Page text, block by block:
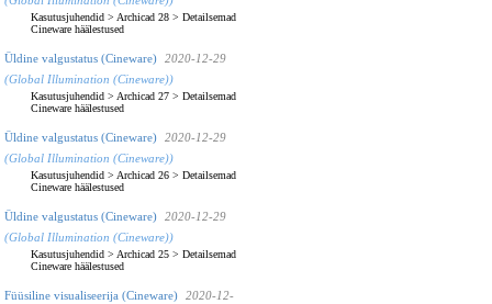
Kasutusjuhendid > Archicad 28 > Detailsemad
Cineware häälestused
Üldine valgustatus (Cineware)
2020-12-29
(Global Illumination (Cineware))
Kasutusjuhendid > Archicad 27 > Detailsemad
Cineware häälestused
Üldine valgustatus (Cineware)
2020-12-29
(Global Illumination (Cineware))
Kasutusjuhendid > Archicad 26 > Detailsemad
Cineware häälestused
Üldine valgustatus (Cineware)
2020-12-29
(Global Illumination (Cineware))
Kasutusjuhendid > Archicad 25 > Detailsemad
Cineware häälestused
Füüsiline visualiseerija (Cineware)
2020-12-